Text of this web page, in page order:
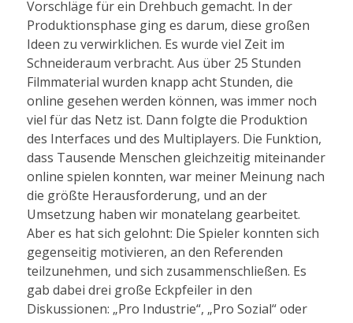
Vorschläge für ein Drehbuch gemacht. In der
Produktionsphase ging es darum, diese großen
Ideen zu verwirklichen. Es wurde viel Zeit im
Schneideraum verbracht. Aus über 25 Stunden
Filmmaterial wurden knapp acht Stunden, die
online gesehen werden können, was immer noch
viel für das Netz ist. Dann folgte die Produktion
des Interfaces und des Multiplayers. Die Funktion,
dass Tausende Menschen gleichzeitig miteinander
online spielen konnten, war meiner Meinung nach
die größte Herausforderung, und an der
Umsetzung haben wir monatelang gearbeitet.
Aber es hat sich gelohnt: Die Spieler konnten sich
gegenseitig motivieren, an den Referenden
teilzunehmen, und sich zusammenschließen. Es
gab dabei drei große Eckpfeiler in den
Diskussionen: „Pro Industrie“, „Pro Sozial“ oder